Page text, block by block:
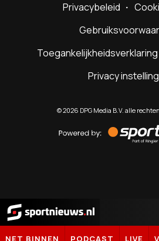
Privacybeleid
Toegankelijkheidsverklaring
Privacy
©2026 DPG Media B.V. alle
by
Sportnieuws.nl
NET BINNEN PODCAST LIVE